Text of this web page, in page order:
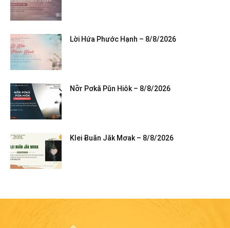
Lời Hứa Phước Hạnh – 8/8/2026
Nơ̆r Pơkă Pŭn Hiôk – 8/8/2026
Klei Ƀuăn Jăk Mơak – 8/8/2026